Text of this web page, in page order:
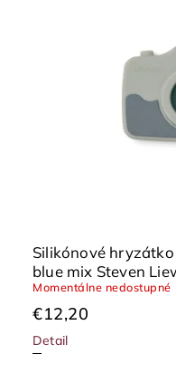
Silikónové
blue mix Steven
Momentálne nedostupné
€12,20
Detail